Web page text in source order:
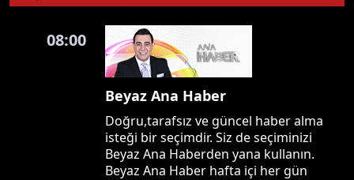
08:00
Beyaz Ana Haber
Doğru,tarafsız ve güncel haber alma
isteği bir seçimdir. Siz de seçiminizi
Beyaz Ana Haberden yana kullanın.
Beyaz Ana Haber hafta içi her gün